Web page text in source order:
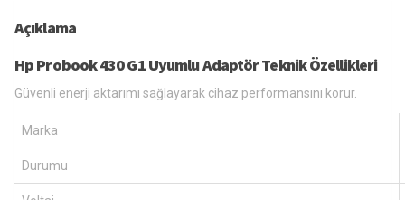
Açıklama
Hp Probook 430 G1 Uyumlu Adaptör Teknik Özellikleri
Güvenli enerji aktarımı sağlayarak cihaz performansını korur.
Marka
Durumu